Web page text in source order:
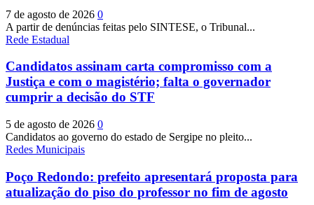
7 de agosto de 2026 0
A partir de denúncias feitas pelo SINTESE, o Tribunal...
Rede Estadual
Candidatos assinam carta compromisso com a
Justiça e com o magistério; falta o governador
cumprir a decisão do STF
5 de agosto de 2026 0
Candidatos ao governo do estado de Sergipe no pleito...
Redes Municipais
Poço Redondo: prefeito apresentará proposta para
atualização do piso do professor no fim de agosto